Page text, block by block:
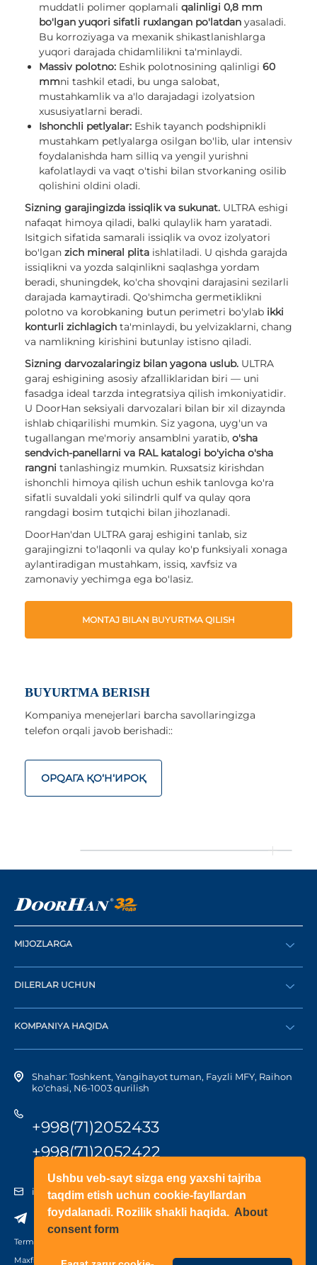
Ushbu veb-sayt sizga eng yaxshi tajriba
taqdim etish uchun cookie-fayllardan
foydalanadi. Rozilik shakli haqida. About
consent form
muddatli polimer qoplamali qalinligi 0,8 mm
bo'lgan yuqori sifatli ruxlangan po'latdan yasaladi.
Bu korroziyaga va mexanik shikastlanishlarga
yuqori darajada chidamlilikni ta'minlaydi.
Massiv polotno: Eshik polotnosining qalinligi 60
mmni tashkil etadi, bu unga salobat,
mustahkamlik va a'lo darajadagi izolyatsion
xususiyatlarni beradi.
Ishonchli petlyalar: Eshik tayanch podshipnikli
mustahkam petlyalarga osilgan bo'lib, ular intensiv
foydalanishda ham silliq va yengil yurishni
kafolatlaydi va vaqt o'tishi bilan stvorkaning osilib
qolishini oldini oladi.
Sizning garajingizda issiqlik va sukunat. ULTRA eshigi
nafaqat himoya qiladi, balki qulaylik ham yaratadi.
Isitgich sifatida samarali issiqlik va ovoz izolyatori
bo'lgan zich mineral plita ishlatiladi. U qishda garajda
issiqlikni va yozda salqinlikni saqlashga yordam
beradi, shuningdek, ko'cha shovqini darajasini sezilarli
darajada kamaytiradi. Qo'shimcha germetiklikni
polotno va korobkaning butun perimetri bo'ylab ikki
konturli zichlagich ta'minlaydi, bu yelvizaklarni, chang
va namlikning kirishini butunlay istisno qiladi.
Sizning darvozalaringiz bilan yagona uslub. ULTRA
garaj eshigining asosiy afzalliklaridan biri — uni
fasadga ideal tarzda integratsiya qilish imkoniyatidir.
U DoorHan seksiyali darvozalari bilan bir xil dizaynda
ishlab chiqarilishi mumkin. Siz yagona, uyg'un va
tugallangan me'moriy ansamblni yaratib, o'sha
sendvich-panellarni va RAL katalogi bo'yicha o'sha
rangni tanlashingiz mumkin. Ruxsatsiz kirishdan
ishonchli himoya qilish uchun eshik tanlovga ko'ra
sifatli suvaldali yoki silindrli qulf va qulay qora
rangdagi bosim tutqichi bilan jihozlanadi.
DoorHan'dan ULTRA garaj eshigini tanlab, siz
garajingizni to'laqonli va qulay ko'p funksiyali xonaga
aylantiradigan mustahkam, issiq, xavfsiz va
zamonaviy yechimga ega bo'lasiz.
MONTAJ BILAN BUYURTMA QILISH
BUYURTMA BERISH
Kompaniya menejerlari barcha savollaringizga
telefon orqali javob berishadi::
ОРQАГА ҚO‘Н‘ИРОҚ
MIJOZLARGA
Buyurtma berish
DILERLAR UCHUN
Diler bo‘lish
Shaxsiy kabinetga kirish
KOMPANIYA HAQIDA
Kompaniya tarixi
Shahar: Toshkent, Yangihayot tuman, Fayzli MFY, Raihon
ko‘chasi, N6-1003 qurilish
+998(71)2052433
+998(71)2052422
info@doorhan.uz
Terms of use
Maxfiylik siyosati